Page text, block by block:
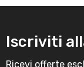
Iscriviti
Ricevi offerte